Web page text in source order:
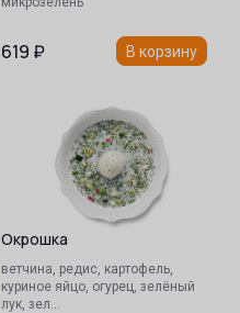
619 ₽ В корзину
Окрошка
ветчина, редис, картофель,
куриное яйцо, огурец, зелёный
лук, зел…